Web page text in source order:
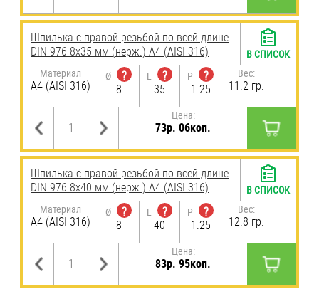
Шпилька с правой резьбой по всей длине
DIN 976 8х35 мм (нерж.) A4 (AISI 316)
Материал
A4 (AISI 316)
Ø
?
8
L
?
35
P
?
1.25
Вес:
11.2 гр.
Цена:
73р. 06коп.
В СПИСОК
Шпилька с правой резьбой по всей длине
DIN 976 8х40 мм (нерж.) A4 (AISI 316)
Материал
A4 (AISI 316)
Ø
?
8
L
?
40
P
?
1.25
Вес:
12.8 гр.
Цена:
83р. 95коп.
В СПИСОК